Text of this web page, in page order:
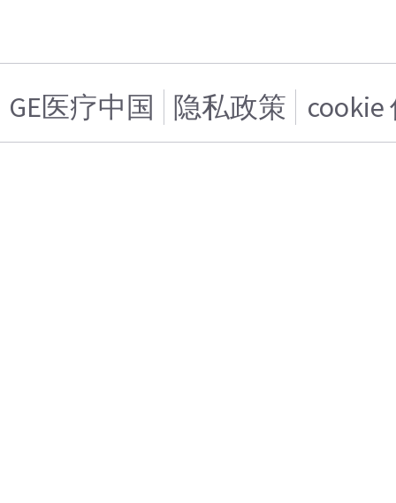
GE医疗中国 隐私政策 cookie